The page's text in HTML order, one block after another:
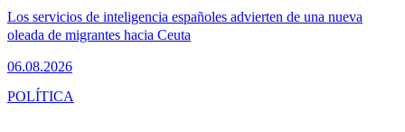
Los servicios de inteligencia españoles advierten de una nueva
oleada de migrantes hacia Ceuta
06.08.2026
POLÍTICA